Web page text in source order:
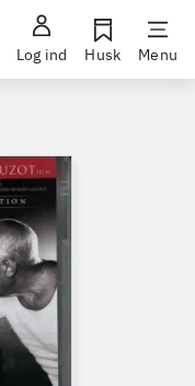
Log ind Husk Menu